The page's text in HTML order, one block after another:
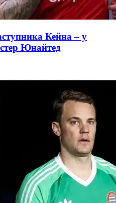
Кейна – у
Юнайтед